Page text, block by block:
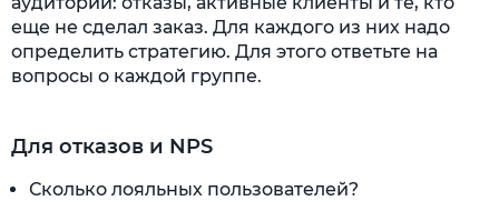
еще не сделал заказ. Для каждого из них надо
определить стратегию. Для этого ответьте на
вопросы о каждой группе.
Для отказов и NPS
Сколько лояльных пользователей?